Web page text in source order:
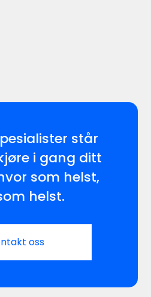
står
i gang ditt
som helst,
helst.
oss